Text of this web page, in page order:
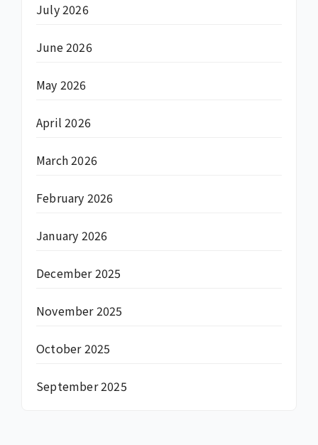
July 2026
June 2026
May 2026
April 2026
March 2026
February 2026
January 2026
December 2025
November 2025
October 2025
September 2025